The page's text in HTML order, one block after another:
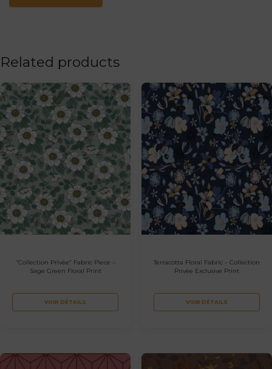
Related products
“Collection Privée” Fabric Piece –
Sage Green Floral Print
VOIR DÉTAILS
Terracotta Floral Fabric – Collection
Privée Exclusive Print
VOIR DÉTAILS